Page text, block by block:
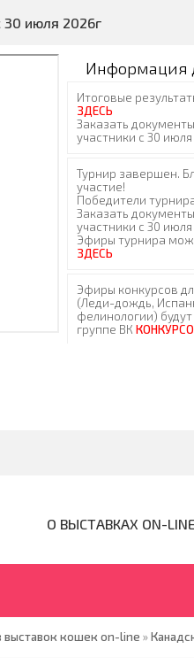
30 июля 2026г
Информация
О ВЫСТАВКАХ ON-LINE
выставок кошек on-line »